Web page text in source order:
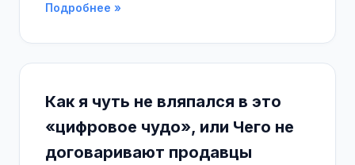
Подробнее »
Как я чуть не вляпался в это
«цифровое чудо», или Чего не
договаривают продавцы